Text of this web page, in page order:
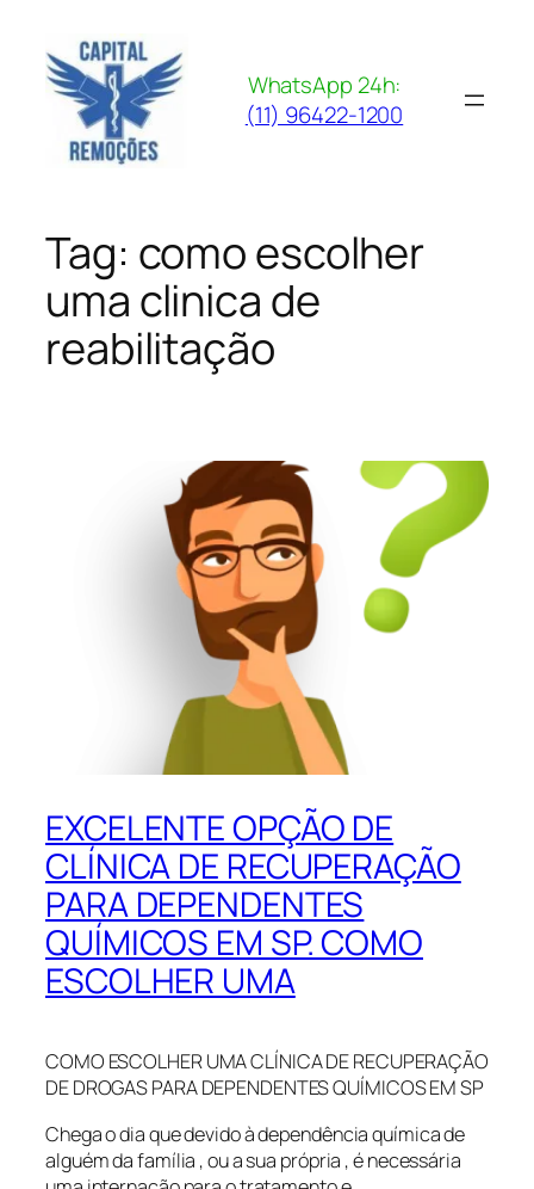
para
conteúdo
WhatsApp 24h:
(11) 96422-1200
Tag: como escolher
uma clinica de
reabilitação
EXCELENTE OPÇÃO DE
CLÍNICA DE RECUPERAÇÃO
PARA DEPENDENTES
QUÍMICOS EM SP. COMO
ESCOLHER UMA
COMO ESCOLHER UMA CLÍNICA DE RECUPERAÇÃO
DE DROGAS PARA DEPENDENTES QUÍMICOS EM SP
Chega o dia que devido à dependência química de
alguém da família , ou a sua própria , é necessária